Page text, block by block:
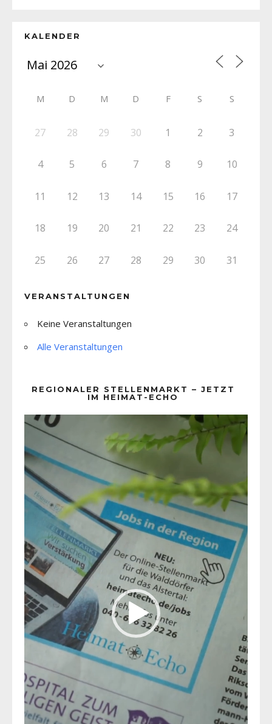
KALENDER
M D M D F S S
27 28 29 30 1 2 3
4 5 6 7 8 9 10
11 12 13 14 15 16 17
18 19 20 21 22 23 24
25 26 27 28 29 30 31
VERANSTALTUNGEN
Keine Veranstaltungen
Alle Veranstaltungen
REGIONALER STELLENMARKT – JETZT
IM HEIMAT-ECHO
Player